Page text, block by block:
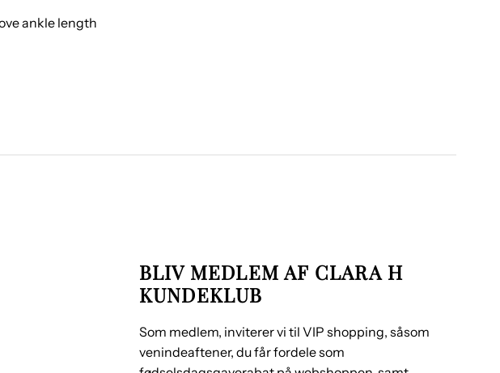
ankle length
BLIV MEDLEM AF CLARA H
KUNDEKLUB
Som medlem, inviterer vi til VIP shopping, såsom
venindeaftener, du får fordele som